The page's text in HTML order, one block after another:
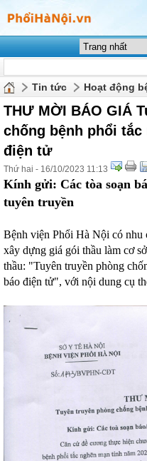
Tin tức Hoạt động
THƯ MỜI BÁO GIÁ
chống bệnh phổi
điện tử
Thứ hai - 16/10/2023 11:13
Kính gửi: Các tòa soạn
tuyên truyền
Bệnh viện Phổi Hà Nội có nhu
xây dựng giá gói thầu làm cơ
thầu: "Tuyên truyền phòng
báo điện tử", với nội dung cụ